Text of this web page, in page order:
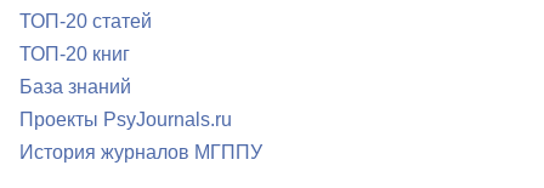
ТОП-20 статей
ТОП-20 книг
База знаний
Проекты PsyJournals.ru
История журналов МГППУ